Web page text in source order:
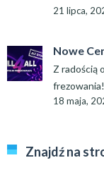
21 lipca,
Nowe
Z radością
18 maja,
Znajdź na